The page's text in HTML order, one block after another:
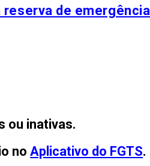
reserva de emergência
ou inativas.
noAplicativo do FGTS.